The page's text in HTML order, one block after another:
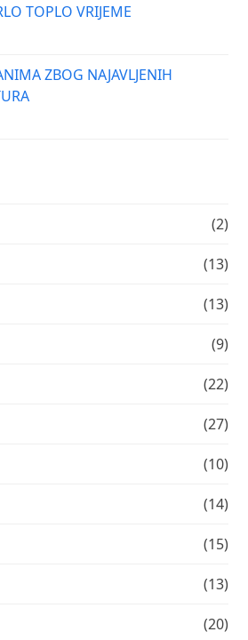
TOPLO VRIJEME
ZBOG NAJAVLJENIH
(2)
(13)
(13)
(9)
(22)
(27)
(10)
(14)
(15)
(13)
(20)